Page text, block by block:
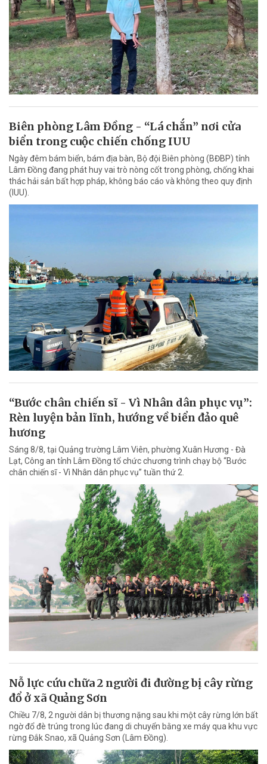
Biên phòng Lâm Đồng - “Lá chắn” nơi cửa
biển trong cuộc chiến chống IUU
Ngày đêm bám biển, bám địa bàn, Bộ đội Biên phòng (BĐBP) tỉnh
Lâm Đồng đang phát huy vai trò nòng cốt trong phòng, chống khai
thác hải sản bất hợp pháp, không báo cáo và không theo quy định
(IUU).
“Bước chân chiến sĩ - Vì Nhân dân phục vụ”:
Rèn luyện bản lĩnh, hướng về biển đảo quê
hương
Sáng 8/8, tại Quảng trường Lâm Viên, phường Xuân Hương - Đà
Lạt, Công an tỉnh Lâm Đồng tổ chức chương trình chạy bộ “Bước
chân chiến sĩ - Vì Nhân dân phục vụ” tuần thứ 2.
Nỗ lực cứu chữa 2 người đi đường bị cây rừng
đổ ở xã Quảng Sơn
Chiều 7/8, 2 người dân bị thương nặng sau khi một cây rừng lớn bất
ngờ đổ đè trúng trong lúc đang di chuyển bằng xe máy qua khu vực
rừng Đắk Snao, xã Quảng Sơn (Lâm Đồng).